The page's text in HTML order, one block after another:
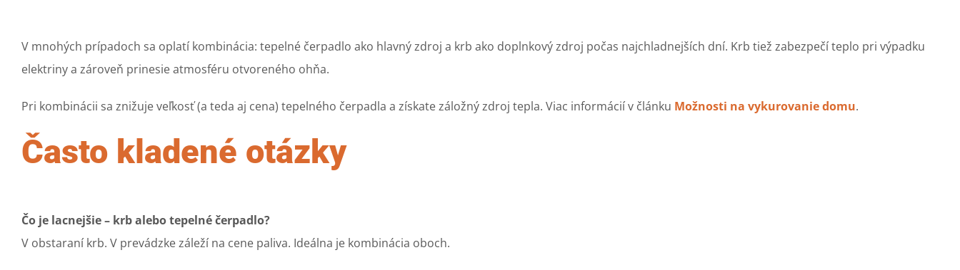
V mnohých prípadoch sa oplatí kombinácia: tepelné čerpadlo ako hlavný zdroj a krb ako doplnkový zdroj počas najchladnejších dní. Krb tiež zabezpečí teplo pri výpadku
elektriny a zároveň prinesie atmosféru otvoreného ohňa.
Pri kombinácii sa znižuje veľkosť (a teda aj cena) tepelného čerpadla a získate záložný zdroj tepla. Viac informácií v článku Možnosti na vykurovanie domu.
Často kladené otázky
Čo je lacnejšie – krb alebo tepelné čerpadlo?
V obstaraní krb. V prevádzke záleží na cene paliva. Ideálna je kombinácia oboch.